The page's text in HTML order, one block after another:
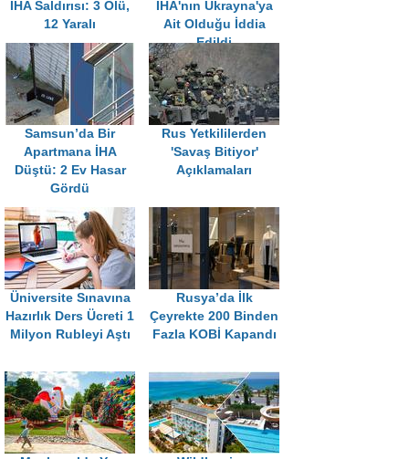
İHA Saldırısı: 3 Ölü,
12 Yaralı
İHA'nın Ukrayna'ya
Ait Olduğu İddia
Edildi
Samsun’da Bir
Apartmana İHA
Düştü: 2 Ev Hasar
Gördü
Rus Yetkililerden
'Savaş Bitiyor'
Açıklamaları
Üniversite Sınavına
Hazırlık Ders Ücreti 1
Milyon Rubleyi Aştı
Rusya’da İlk
Çeyrekte 200 Binden
Fazla KOBİ Kapandı